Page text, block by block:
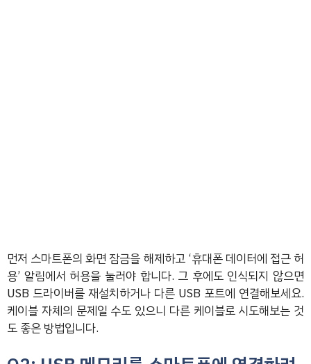
먼저 스마트폰의 화면 잠금을 해제하고 ‘휴대폰 데이터에 접근 허
용’ 알림에서 허용을 눌러야 합니다. 그 후에도 인식되지 않으면
USB 드라이버를 재설치하거나 다른 USB 포트에 연결해보세요.
케이블 자체의 문제일 수도 있으니 다른 케이블로 시도해보는 것
도 좋은 방법입니다.